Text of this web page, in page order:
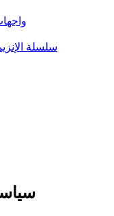
سلسلة